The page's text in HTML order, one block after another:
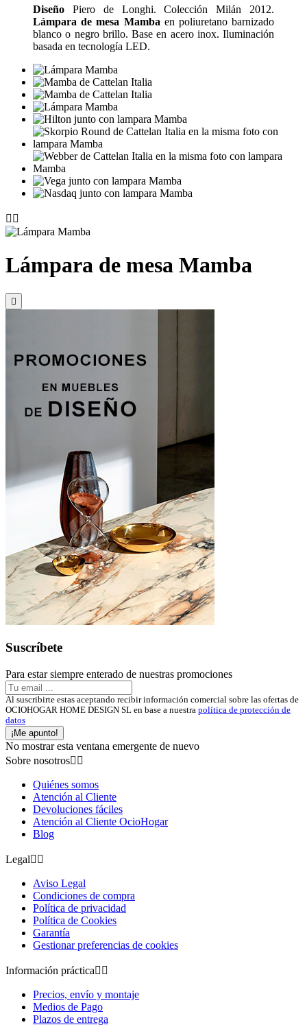
Diseño Piero de Longhi. Colección Milán 2012.
Lámpara de mesa Mamba en poliuretano barnizado
blanco o negro brillo. Base en acero inox. Iluminación
basada en tecnología LED.
 
Lámpara de mesa Mamba

Suscríbete
Para estar siempre enterado de nuestras promociones
Al suscribirte estas aceptando recibir información comercial sobre las ofertas de
OCIOHOGAR HOME DESIGN SL en base a nuestra política de protección de
datos
¡Me apunto!
No mostrar esta ventana emergente de nuevo
Sobre nosotros 
Quiénes somos
Atención al Cliente
Devoluciones fáciles
Atención al Cliente OcioHogar
Blog
Legal 
Aviso Legal
Condiciones de compra
Política de privacidad
Política de Cookies
Garantía
Gestionar preferencias de cookies
Información práctica 
Precios, envío y montaje
Medios de Pago
Plazos de entrega